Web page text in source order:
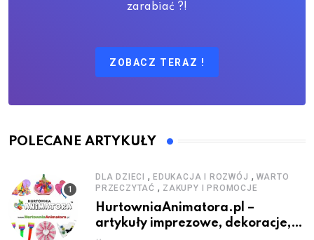
zarabiać ?!
ZOBACZ TERAZ !
POLECANE ARTYKUŁY
DLA DZIECI , EDUKACJA I ROZWÓJ , WARTO
PRZECZYTAĆ , ZAKUPY I PROMOCJE
HurtowniaAnimatora.pl –
artykuły imprezowe, dekoracje,